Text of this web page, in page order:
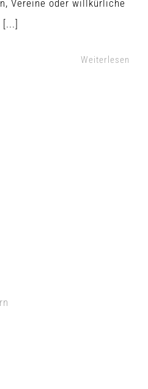
Vereine oder willkürliche
[...]
Weiterlesen